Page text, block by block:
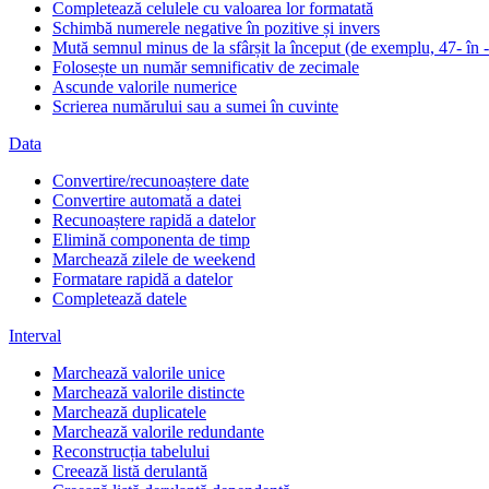
Completează celulele cu valoarea lor formatată
Schimbă numerele negative în pozitive și invers
Mută semnul minus de la sfârșit la început (de exemplu, 47- în
Folosește un număr semnificativ de zecimale
Ascunde valorile numerice
Scrierea numărului sau a sumei în cuvinte
Data
Convertire/recunoaștere date
Convertire automată a datei
Recunoaștere rapidă a datelor
Elimină componenta de timp
Marchează zilele de weekend
Formatare rapidă a datelor
Completează datele
Interval
Marchează valorile unice
Marchează valorile distincte
Marchează duplicatele
Marchează valorile redundante
Reconstrucția tabelului
Creează listă derulantă